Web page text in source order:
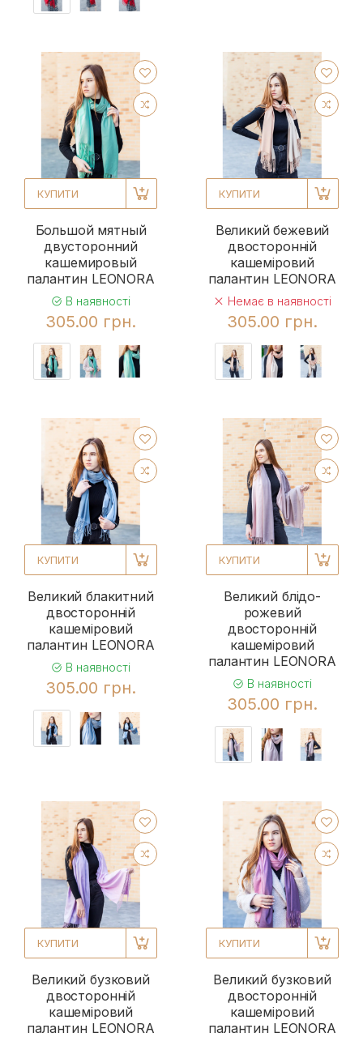
КУПИТИ
Большой мятный
двусторонний
кашемировый
палантин LEONORA
В наявності
305.00 грн.
КУПИТИ
Великий бежевий
двосторонній
кашеміровий
палантин LEONORA
Немає в наявності
305.00 грн.
КУПИТИ
Великий блакитний
двосторонній
кашеміровий
палантин LEONORA
В наявності
305.00 грн.
КУПИТИ
Великий блідо-
рожевий
двосторонній
кашеміровий
палантин LEONORA
В наявності
305.00 грн.
КУПИТИ
Великий бузковий
двосторонній
кашеміровий
палантин LEONORA
КУПИТИ
Великий бузковий
двосторонній
кашеміровий
палантин LEONORA